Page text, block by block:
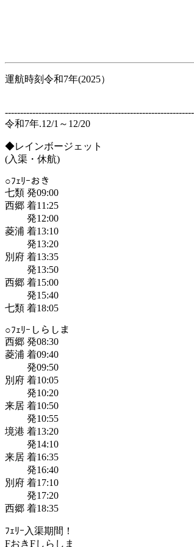
運航時刻令和7年(2025）
令和7年.12/1～12/20
◆レインボージェット
(入渠・休航)
○ﾌｪﾘｰおき
七類 発09:00
西郷 着11:25
発12:00
菱浦 着13:10
発13:20
別府 着13:35
発13:50
西郷 着15:00
発15:40
七類 着18:05
○ﾌｪﾘｰしらしま
西郷 発08:30
菱浦 着09:40
発09:50
別府 着10:05
発10:20
来居 着10:50
発10:55
境港 着13:20
発14:10
来居 着16:35
発16:40
別府 着17:10
発17:20
西郷 着18:35
ﾌｪﾘｰ入渠期間！
FおきFしらしま